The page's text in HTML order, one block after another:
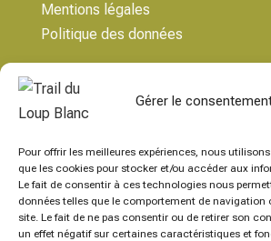
Gérer le
Pour offrir les meilleures expériences, nous
que les cookies pour stocker et/ou accéder aux
Le fait de consentir à ces technologies nous
données telles que le comportement de navigation
site. Le fait de ne pas consentir ou de retirer son
un effet négatif sur certaines caractéristiques et
Mentions légales
Politique des données
Adresse Postale
Maison des Associations
11 rue de Braconne